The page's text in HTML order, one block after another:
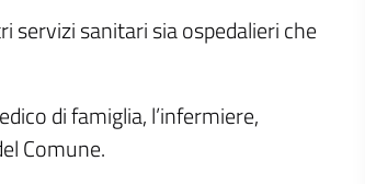
servizi sanitari sia ospedalieri che
di famiglia, l’infermiere,
Comune.